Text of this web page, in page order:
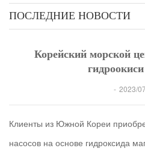
ПОСЛЕДНИЕ НОВОСТИ
Корейский морской
2023/
Клиенты из Южной Кореи
насосов на основе гидроксида